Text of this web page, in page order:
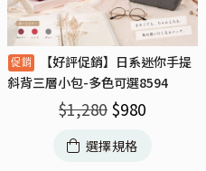
【好評促銷】日系迷你手提
斜背三層小包-多色可選8594
$1,280 $980
選擇規格